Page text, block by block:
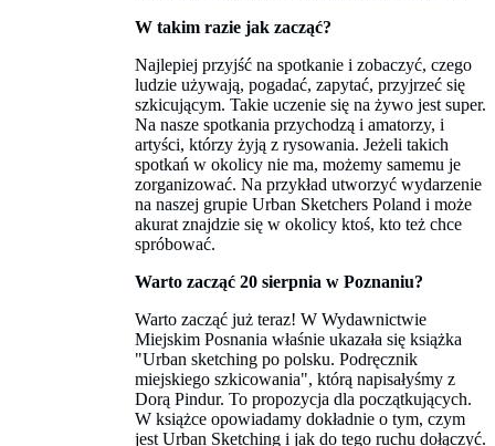
W takim razie jak zacząć?
Najlepiej przyjść na spotkanie i zobaczyć, czego
ludzie używają, pogadać, zapytać, przyjrzeć się
szkicującym. Takie uczenie się na żywo jest super.
Na nasze spotkania przychodzą i amatorzy, i
artyści, którzy żyją z rysowania. Jeżeli takich
spotkań w okolicy nie ma, możemy samemu je
zorganizować. Na przykład utworzyć wydarzenie
na naszej grupie Urban Sketchers Poland i może
akurat znajdzie się w okolicy ktoś, kto też chce
spróbować.
Warto zacząć 20 sierpnia w Poznaniu?
Warto zacząć już teraz! W Wydawnictwie
Miejskim Posnania właśnie ukazała się książka
"Urban sketching po polsku. Podręcznik
miejskiego szkicowania", którą napisałyśmy z
Dorą Pindur. To propozycja dla początkujących.
W książce opowiadamy dokładnie o tym, czym
jest Urban Sketching i jak do tego ruchu dołączyć.